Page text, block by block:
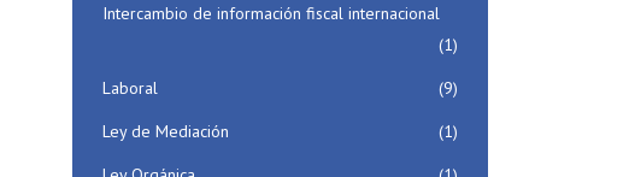
Intercambio de información fiscal internacional
(1)
Laboral
(9)
Ley de Mediación
(1)